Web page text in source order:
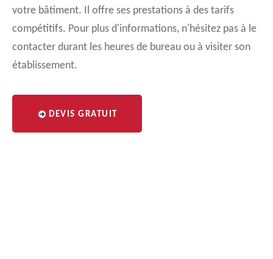
votre bâtiment. Il offre ses prestations à des tarifs
compétitifs. Pour plus d'informations, n'hésitez pas à le
contacter durant les heures de bureau ou à visiter son
établissement.
DEVIS GRATUIT